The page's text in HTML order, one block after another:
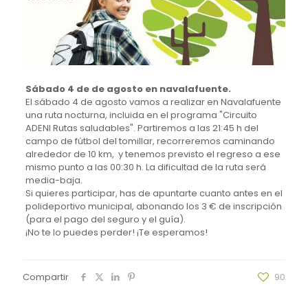
Sábado 4 de de agosto en navalafuente.
El sábado 4 de agosto vamos a realizar en Navalafuente
una ruta nocturna, incluida en el programa "Circuito
ADENI Rutas saludables". Partiremos a las 21:45 h del
campo de fútbol del tomillar, recorreremos caminando
alrededor de 10 km, y tenemos previsto el regreso a ese
mismo punto a las 00:30 h. La dificultad de la ruta será
media-baja.
Si quieres participar, has de apuntarte cuanto antes en el
polideportivo municipal, abonando los 3 € de inscripción
(para el pago del seguro y el guía).
¡No te lo puedes perder! ¡Te esperamos!
Compartir 90